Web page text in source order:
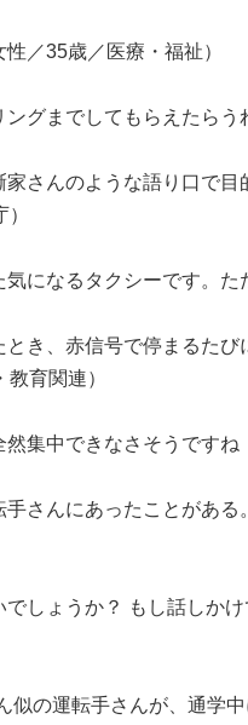
／35歳／医療・福祉）
グまでしてもらえたらう
家さんのような語り口で
になるタクシーです。た
とき、赤信号で停まるた
育関連）
集中できなさそうですね
手さんにあったことがあ
しょうか？ もし話しか
似の運転手さんが、通学